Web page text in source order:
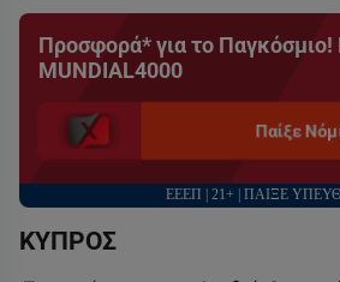
Προσφορά* για το
MUNDIAL4000
Παίξε
ΕΕΕΠ | 21+ | ΠΑΙΞΕ
ΚΥΠΡΟΣ